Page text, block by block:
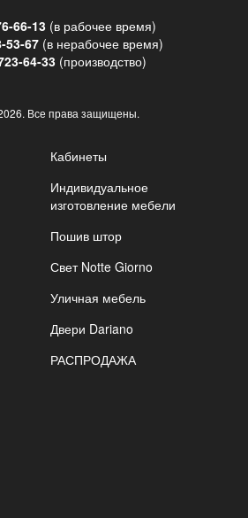
66-13(в рабочее время)
53-67(в нерабочее время)
64-33(производство)
Все права защищены.
Кабинеты
Индивидуальное
изготовление мебели
Пошив штор
Свет Notte Giorno
Уличная мебель
Двери Dariano
РАСПРОДАЖА